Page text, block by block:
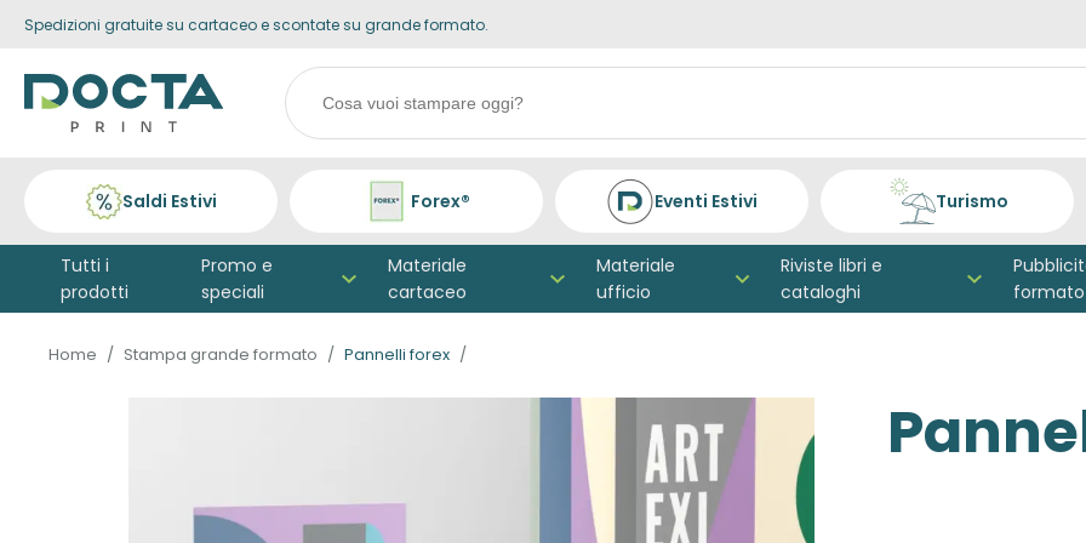
Skip to
Spedizioni gratuite su cartaceo e scontate su grande formato.
Search
products
Saldi Estivi Forex® Eventi Estivi Turismo
Tutti i
prodotti
Promo e
speciali
Materiale
cartaceo
Materiale
ufficio
Riviste libri e
cataloghi
formato
Home Stampa grande formato Pannelli forex